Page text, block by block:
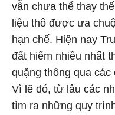
vẫn chưa thể thay
liệu thô được ưa
hạn chế. Hiện nay
đất hiếm nhiều nhất
quặng thông qua
Vì lẽ đó, từ lâu các
tìm ra những quy